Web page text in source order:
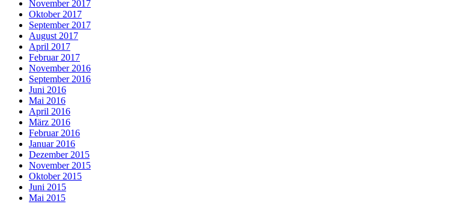
November 2017
Oktober 2017
September 2017
August 2017
April 2017
Februar 2017
November 2016
September 2016
Juni 2016
Mai 2016
April 2016
März 2016
Februar 2016
Januar 2016
Dezember 2015
November 2015
Oktober 2015
Juni 2015
Mai 2015